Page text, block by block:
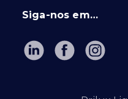
Siga-nos em…